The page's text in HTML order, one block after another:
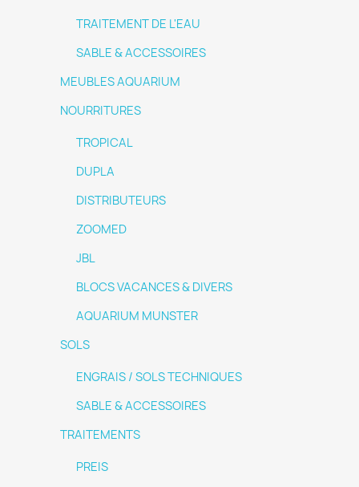
TRAITEMENT DE L'EAU
SABLE & ACCESSOIRES
MEUBLES AQUARIUM
NOURRITURES
TROPICAL
DUPLA
DISTRIBUTEURS
ZOOMED
JBL
BLOCS VACANCES & DIVERS
AQUARIUM MUNSTER
SOLS
ENGRAIS / SOLS TECHNIQUES
SABLE & ACCESSOIRES
TRAITEMENTS
PREIS